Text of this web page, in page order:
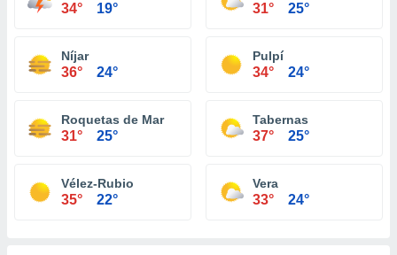
34° 19° 31° 25°
Níjar
36° 24°
Pulpí
34° 24°
Roquetas de Mar
31° 25°
Tabernas
37° 25°
Vélez-Rubio
35° 22°
Vera
33° 24°